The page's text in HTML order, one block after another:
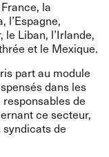
la
l’Espagne,
le Liban, l’Irlande,
et le Mexique.
part au module
dans les
de
ce secteur,
de